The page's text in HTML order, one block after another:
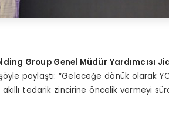
Group Genel Müdür Yardımcısı
paylaştı: “Geleceğe dönük olarak
tedarik zincirine öncelik vermeyi